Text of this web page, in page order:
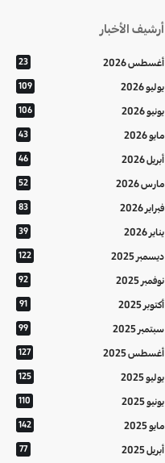
أرشيف الأخبار
أغسطس 2026 23
يوليو 2026 109
يونيو 2026 106
مايو 2026 43
أبريل 2026 46
مارس 2026 52
فبراير 2026 83
يناير 2026 39
ديسمبر 2025 122
نوفمبر 2025 92
أكتوبر 2025 91
سبتمبر 2025 99
أغسطس 2025 127
يوليو 2025 125
يونيو 2025 110
مايو 2025 142
أبريل 2025 77